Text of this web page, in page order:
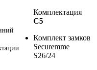
Комплектация
С5
Комплект замков
Securemme
S26/24